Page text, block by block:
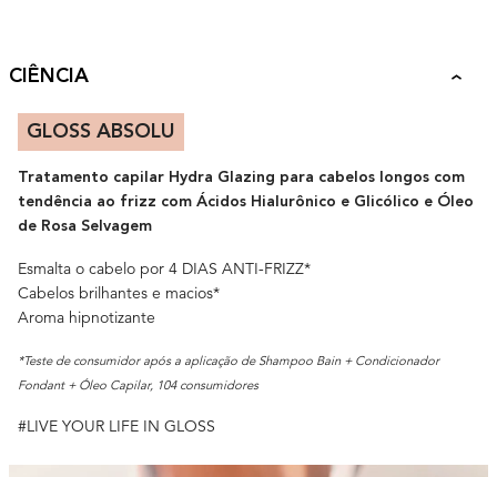
CIÊNCIA
GLOSS ABSOLU
Tratamento capilar Hydra Glazing para cabelos longos com
tendência ao frizz com Ácidos Hialurônico e Glicólico e Óleo
de Rosa Selvagem
Esmalta o cabelo por 4 DIAS ANTI-FRIZZ*
Cabelos brilhantes e macios*
Aroma hipnotizante
*Teste de consumidor após a aplicação de Shampoo Bain + Condicionador
Fondant + Óleo Capilar, 104 consumidores
#LIVE YOUR LIFE IN GLOSS